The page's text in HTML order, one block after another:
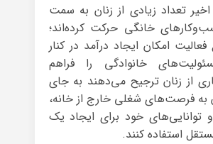
تعداد زیادی از زنان به سمت
خانگی حرکت کرده‌اند؛
فعالیت امکان ایجاد درآمد در کنار
خانوادگی را فراهم
از زنان ترجیح می‌دهند به جای
فرصت‌های شغلی خارج از خانه،
توانایی‌های خود برای ایجاد یک
استفاده کنند.